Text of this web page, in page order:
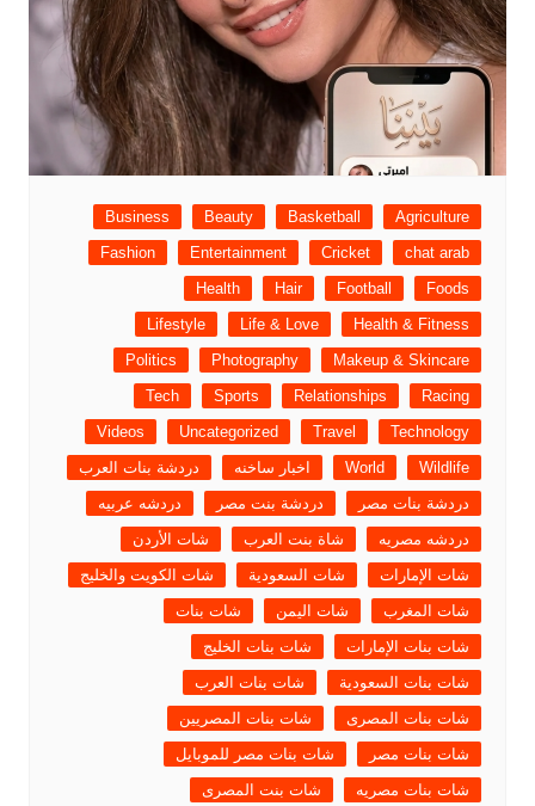
Agriculture
Basketball
Beauty
Business
chat arab
Cricket
Entertainment
Fashion
Foods
Football
Hair
Health
Health & Fitness
Life & Love
Lifestyle
Makeup & Skincare
Photography
Politics
Racing
Relationships
Sports
Tech
Technology
Travel
Uncategorized
Videos
Wildlife
World اخبار ساخنه
دردشة بنات العرب
دردشة بنات مصر
دردشة بنت مصر
دردشه عربيه
دردشه مصريه
شاة بنت العرب
شات الأردن
شات الإمارات
شات السعودية
شات الكويت والخليج
شات المغرب
شات اليمن
شات بنات
شات بنات الإمارات
شات بنات الخليج
شات بنات السعودية
شات بنات العرب
شات بنات المصرى
شات بنات المصريين
شات بنات مصر
شات بنات مصر للموبايل
شات بنات مصريه
شات بنت المصرى